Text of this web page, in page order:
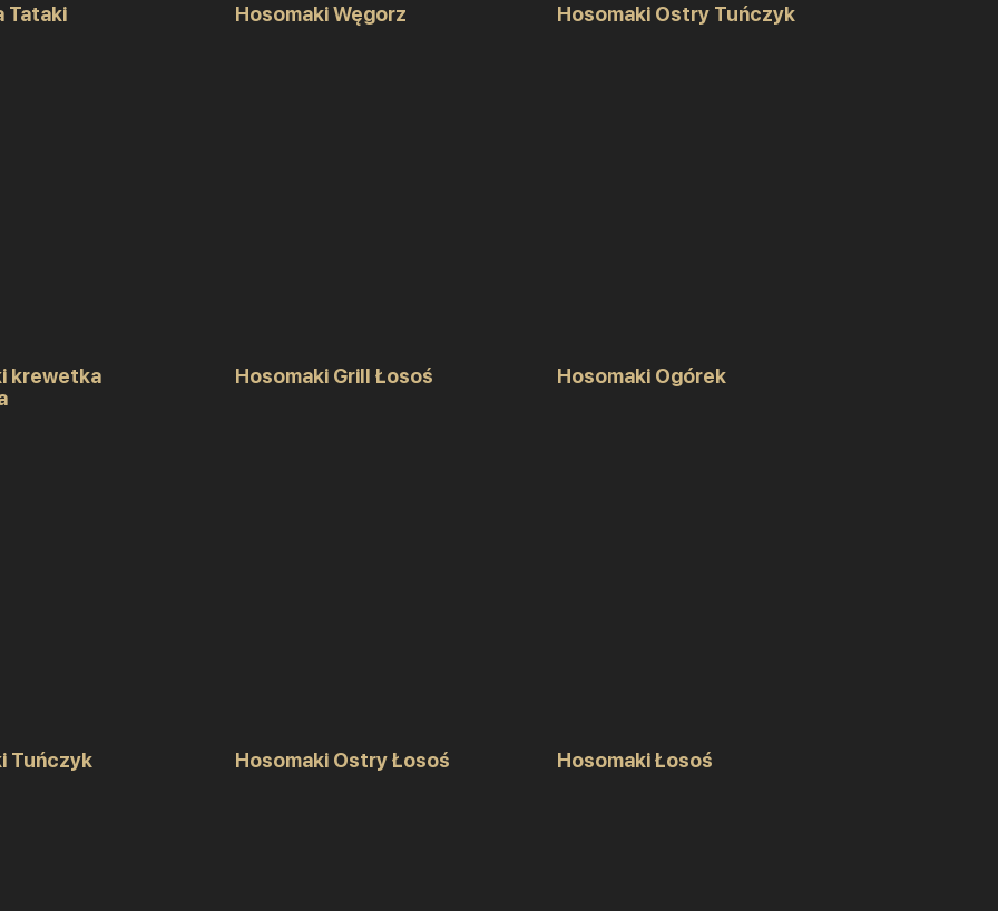
Tataki Hosomaki Węgorz Hosomaki Ostry Tuńczyk
krewetka
Hosomaki Grill Łosoś Hosomaki Ogórek
Tuńczyk Hosomaki Ostry Łosoś Hosomaki Łosoś